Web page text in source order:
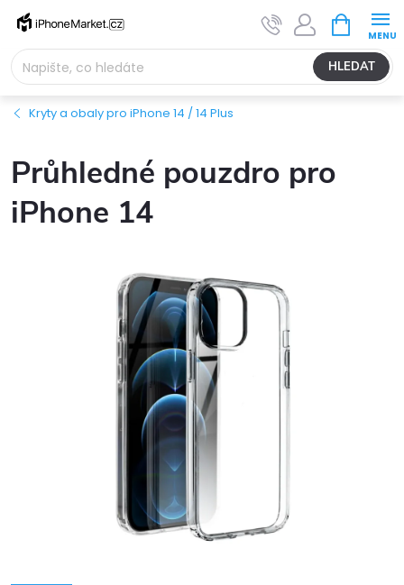
Přejít
obsah
HLEDAT
NÁKUPNÍ
KOŠÍK
Kryty a obaly pro iPhone 14 / 14 Plus
Průhledné pouzdro pro
iPhone 14